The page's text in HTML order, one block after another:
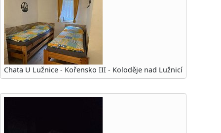
Chata U Lužnice - Kořensko III - Koloděje nad Lužnicí